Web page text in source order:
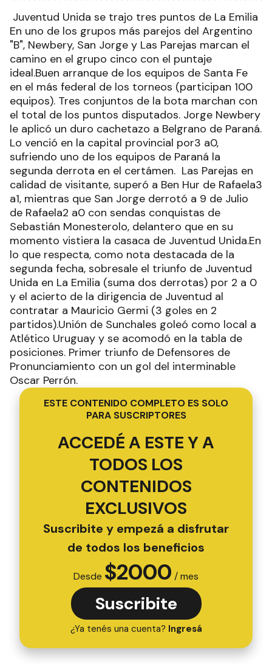
Juventud Unida se trajo tres puntos de La Emilia
En uno de los grupos más parejos del Argentino
"B", Newbery, San Jorge y Las Parejas marcan el
camino en el grupo cinco con el puntaje
ideal.Buen arranque de los equipos de Santa Fe
en el más federal de los torneos (participan 100
equipos). Tres conjuntos de la bota marchan con
el total de los puntos disputados. Jorge Newbery
le aplicó un duro cachetazo a Belgrano de Paraná.
Lo venció en la capital provincial por3 a0,
sufriendo uno de los equipos de Paraná la
segunda derrota en el certámen. Las Parejas en
calidad de visitante, superó a Ben Hur de Rafaela3
a1, mientras que San Jorge derrotó a 9 de Julio
de Rafaela2 a0 con sendas conquistas de
Sebastián Monesterolo, delantero que en su
momento vistiera la casaca de Juventud Unida.En
lo que respecta, como nota destacada de la
segunda fecha, sobresale el triunfo de Juventud
Unida en La Emilia (suma dos derrotas) por 2 a 0
y el acierto de la dirigencia de Juventud al
contratar a Mauricio Germi (3 goles en 2
partidos).Unión de Sunchales goleó como local a
Atlético Uruguay y se acomodó en la tabla de
posiciones. Primer triunfo de Defensores de
Pronunciamiento con un gol del interminable
Oscar Perrón.
ESTE CONTENIDO COMPLETO ES SOLO
PARA SUSCRIPTORES
ACCEDÉ A ESTE Y A
TODOS LOS
CONTENIDOS
EXCLUSIVOS
Suscribite y empezá a disfrutar
de todos los beneficios
Desde $2000 / mes
Suscribite
¿Ya tenés una cuenta? Ingresá